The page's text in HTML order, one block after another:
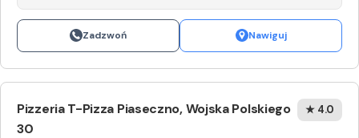
Zadzwoń Nawiguj
Pizzeria T-Pizza Piaseczno, Wojska Polskiego
30
★ 4.0